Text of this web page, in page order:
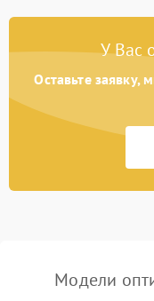
Неисправность
перенапряжения
Неисправность системы
защиты от замыкания
защиты от перегрева
У Вас
Оставьте
Модели